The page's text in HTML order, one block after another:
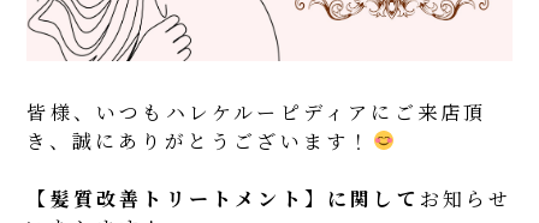
皆様、いつもハレケルーピディアにご来店頂
き、誠にありがとうございます！
【髪質改善トリートメント】に関して お知らせ